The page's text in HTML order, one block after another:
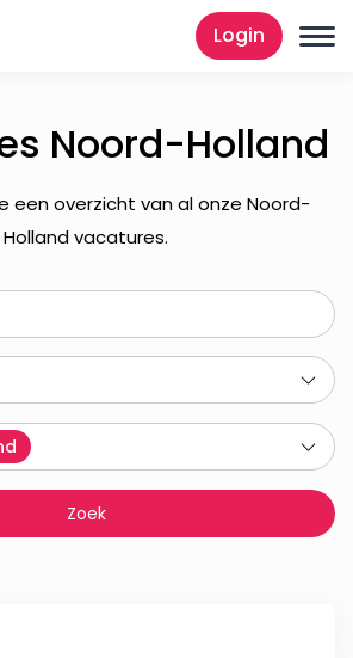
Login
Noord-Holland
een overzicht van al onze Noord-
Holland vacatures.